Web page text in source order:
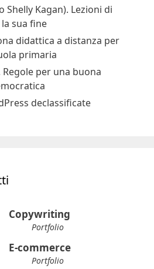
Shelly Kagan). Lezioni di
sua fine
didattica a distanza per
primaria
per una buona
declassificate
Copywriting
Portfolio
E-commerce
Portfolio